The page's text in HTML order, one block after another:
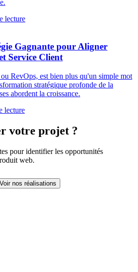
lecture
Gagnante pour Aligner
Service Client
RevOps, est bien plus qu'un simple mot
stratégique profonde de la
abordent la croissance.
lecture
votre projet ?
pour identifier les opportunités
web.
Voir nos réalisations